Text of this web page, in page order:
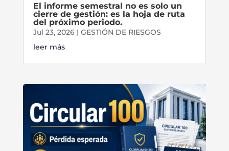
El informe semestral no es solo un
cierre de gestión: es la hoja de ruta
del próximo periodo.
Jul 23, 2026| GESTIÓN DE RIESGOS
leer más